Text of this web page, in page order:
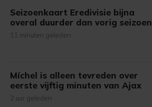
Seizoenkaart Eredivisie bijna
overal duurder dan vorig seizoen
11 minuten geleden
Míchel is alleen tevreden over
eerste vijftig minuten van Ajax
2 uur geleden